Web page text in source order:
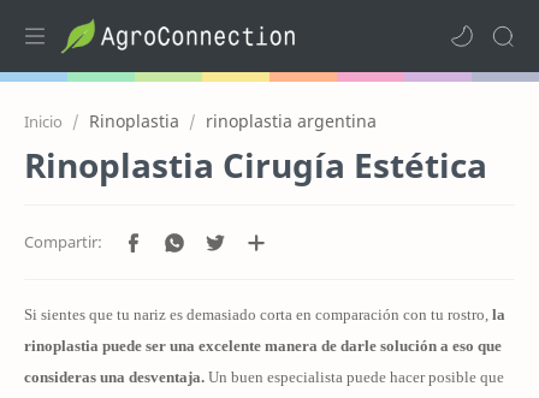
Inicio Rinoplastia rinoplastia argentina
Rinoplastia Cirugía Estética
Si sientes que tu nariz es demasiado corta en comparación con tu rostro, la
rinoplastia puede ser una excelente manera de darle solución a eso que
consideras una desventaja. Un buen especialista puede hacer posible que